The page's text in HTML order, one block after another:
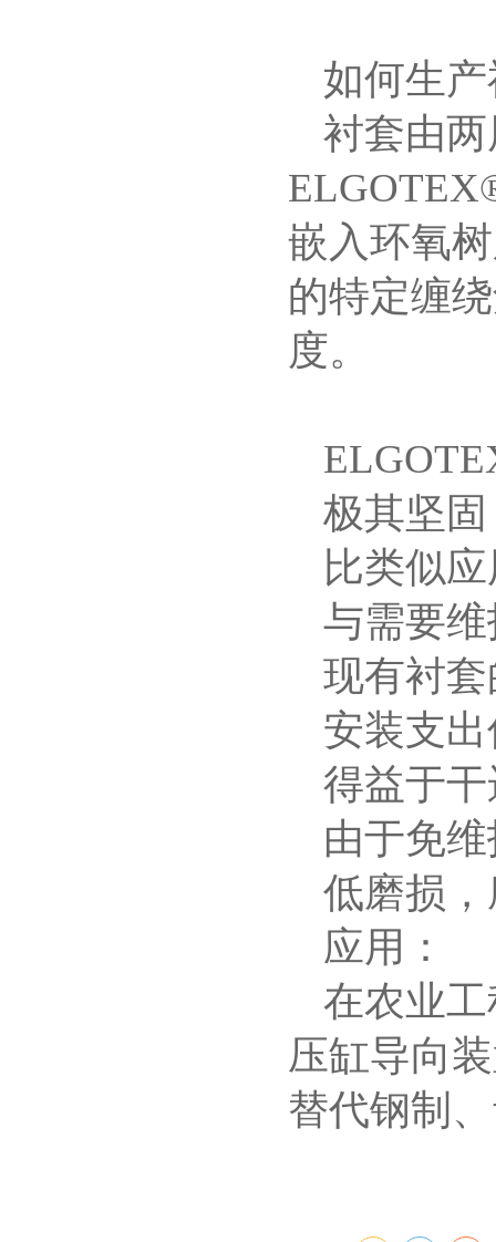
如何生
衬套由
嵌入环氧
的特定缠
度。
极其坚固
比类似
与需要
现有衬
安装支
得益于
由于免
低磨损
应用：
在农业
压缸导向
替代钢制